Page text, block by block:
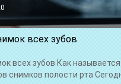
всех зубов
всех зубов Как
снимков полости рта